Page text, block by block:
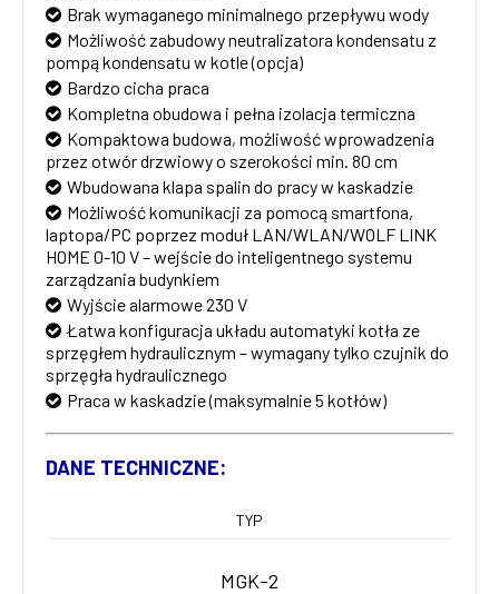
Brak wymaganego minimalnego przepływu wody
Możliwość zabudowy neutralizatora kondensatu z
pompą kondensatu w kotle (opcja)
Bardzo cicha praca
Kompletna obudowa i pełna izolacja termiczna
Kompaktowa budowa, możliwość wprowadzenia
przez otwór drzwiowy o szerokości min. 80 cm
Wbudowana klapa spalin do pracy w kaskadzie
Możliwość komunikacji za pomocą smartfona,
laptopa/PC poprzez moduł LAN/WLAN/WOLF LINK
HOME 0-10 V – wejście do inteligentnego systemu
zarządzania budynkiem
Wyjście alarmowe 230 V
Łatwa konfiguracja układu automatyki kotła ze
sprzęgłem hydraulicznym – wymagany tylko czujnik do
sprzęgła hydraulicznego
Praca w kaskadzie (maksymalnie 5 kotłów)
DANE TECHNICZNE:
TYP
MGK-2